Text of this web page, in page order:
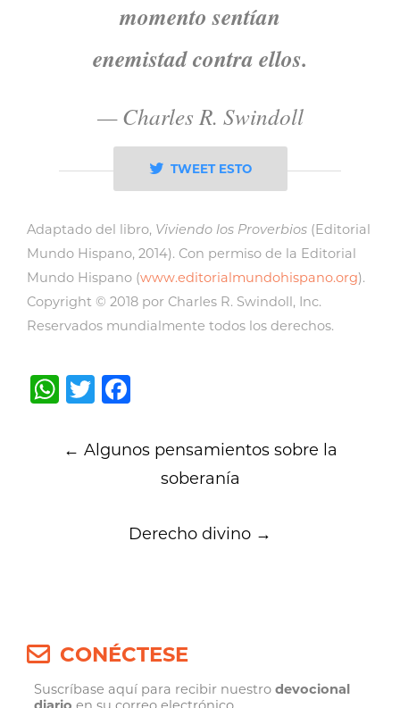
momento sentían
enemistad contra ellos.
—Charles R. Swindoll
TWEET ESTO
Adaptado del libro, Viviendo los Proverbios (Editorial
Mundo Hispano, 2014). Con permiso de la Editorial
Mundo Hispano (www.editorialmundohispano.org).
Copyright © 2018 por Charles R. Swindoll, Inc.
Reservados mundialmente todos los derechos.
WhatsApp
Twitter
navigation
← Algunos pensamientos sobre la
soberanía
Derecho divino →
CONÉCTESE
Suscríbase aquí para recibir nuestrodevocional